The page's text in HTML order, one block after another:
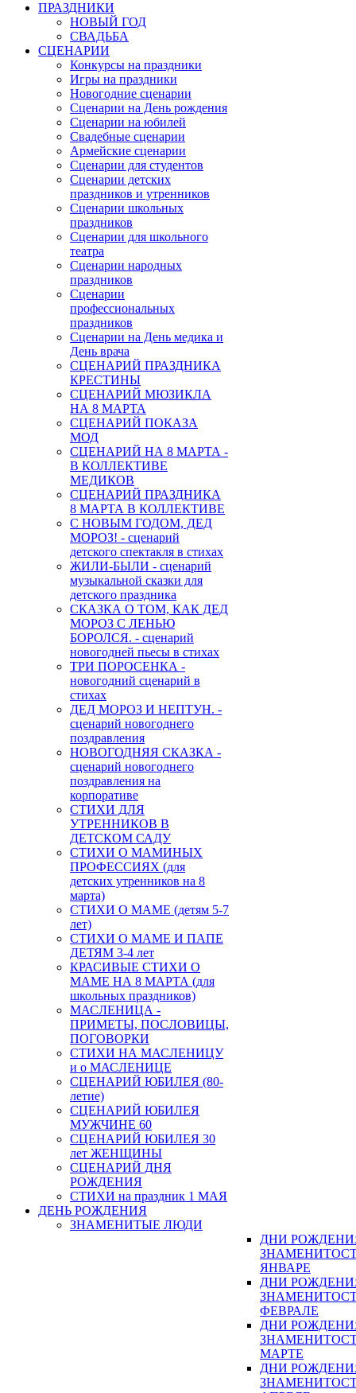
ПРАЗДНИКИ
НОВЫЙ ГОД
СВАДЬБА
СЦЕНАРИИ
Конкурсы на праздники
Игры на праздники
Новогодние сценарии
Сценарии на День рождения
Сценарии на юбилей
Свадебные сценарии
Армейские сценарии
Сценарии для студентов
Сценарии детских
праздников и утренников
Сценарии школьных
праздников
Сценарии для школьного
театра
Сценарии народных
праздников
Сценарии
профессиональных
праздников
Сценарии на День медика и
День врача
СЦЕНАРИЙ ПРАЗДНИКА
КРЕСТИНЫ
СЦЕНАРИЙ МЮЗИКЛА
НА 8 МАРТА
СЦЕНАРИЙ ПОКАЗА
МОД
СЦЕНАРИЙ НА 8 МАРТА -
В КОЛЛЕКТИВЕ
МЕДИКОВ
СЦЕНАРИЙ ПРАЗДНИКА
8 МАРТА В КОЛЛЕКТИВЕ
С НОВЫМ ГОДОМ, ДЕД
МОРОЗ! - сценарий
детского спектакля в стихах
ЖИЛИ-БЫЛИ - сценарий
музыкальной сказки для
детского праздника
СКАЗКА О ТОМ, КАК ДЕД
МОРОЗ С ЛЕНЬЮ
БОРОЛСЯ. - сценарий
новогодней пьесы в стихах
ТРИ ПОРОСЕНКА -
новогодний сценарий в
стихах
ДЕД МОРОЗ И НЕПТУН. -
сценарий новогоднего
поздравления
НОВОГОДНЯЯ СКАЗКА -
сценарий новогоднего
поздравления на
корпоративе
СТИХИ ДЛЯ
УТРЕННИКОВ В
ДЕТСКОМ САДУ
СТИХИ О МАМИНЫХ
ПРОФЕССИЯХ (для
детских утренников на 8
марта)
СТИХИ О МАМЕ (детям 5-7
лет)
СТИХИ О МАМЕ И ПАПЕ
ДЕТЯМ 3-4 лет
КРАСИВЫЕ СТИХИ О
МАМЕ НА 8 МАРТА (для
школьных праздников)
МАСЛЕНИЦА -
ПРИМЕТЫ, ПОСЛОВИЦЫ,
ПОГОВОРКИ
СТИХИ НА МАСЛЕНИЦУ
и о МАСЛЕНИЦЕ
СЦЕНАРИЙ ЮБИЛЕЯ (80-
летие)
СЦЕНАРИЙ ЮБИЛЕЯ
МУЖЧИНЕ 60
СЦЕНАРИЙ ЮБИЛЕЯ 30
лет ЖЕНЩИНЫ
СЦЕНАРИЙ ДНЯ
РОЖДЕНИЯ
СТИХИ на праздник 1 МАЯ
ДЕНЬ РОЖДЕНИЯ
ЗНАМЕНИТЫЕ ЛЮДИ
ДНИ
ЯНВАРЕ
ДНИ
ФЕВРАЛЕ
ДНИ
МАРТЕ
ДНИ